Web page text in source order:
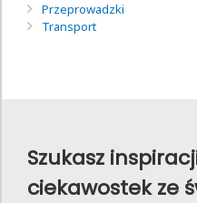
Przeprowadzki
Transport
Szukasz
ciekawostek ze